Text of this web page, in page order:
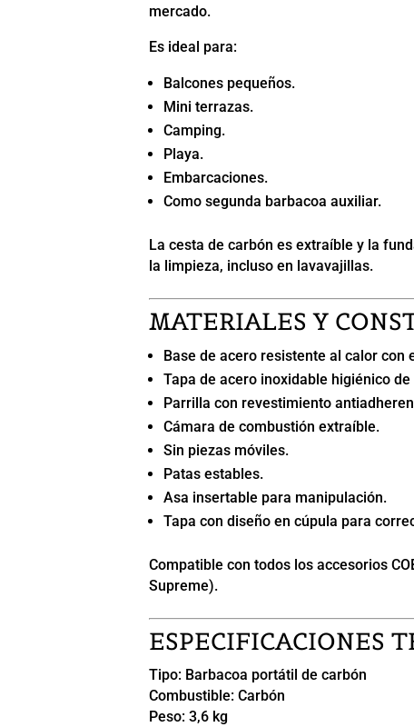
mercado.
Es ideal para:
Balcones pequeños.
Mini terrazas.
Camping.
Playa.
Embarcaciones.
Como segunda barbacoa auxiliar.
La cesta de carbón es extraíble y la
la limpieza, incluso en lavavajillas.
MATERIALES Y
Base de acero resistente al calor con
Tapa de acero inoxidable higiénico
Parrilla con revestimiento
Cámara de combustión extraíble.
Sin piezas móviles.
Patas estables.
Asa insertable para manipulación.
Tapa con diseño en cúpula para
Compatible con todos los accesorios
Supreme).
ESPECIFICACIONES
Tipo: Barbacoa portátil de carbón
Combustible: Carbón
Peso: 3,6 kg